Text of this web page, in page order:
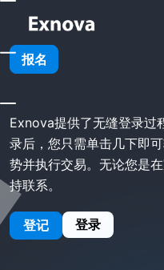
报名
首页 Exnova 登录
Exnova 登
Exnova提供了无缝登录过
录后，您只需单击几下即
势并执行交易。无论您是
持联系。
登记 登录